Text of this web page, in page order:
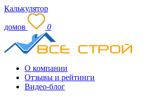
Калькулятор
домов 0
О компании
Отзывы и рейтинги
Видео-блог